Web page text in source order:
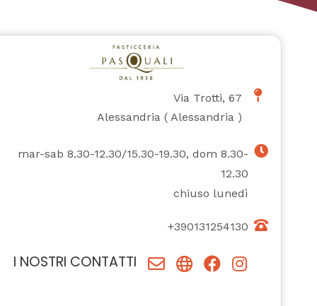
Via Trotti, 67
Alessandria (Alessandria )
mar-sab 8.30-12.30/15.30-19.30, dom 8.30-
12.30
chiuso lunedì
+390131254130
I NOSTRI CONTATTI